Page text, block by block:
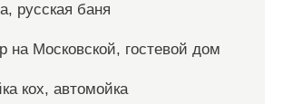
русская баня
на Московской, гостевой дом
кох, автомойка